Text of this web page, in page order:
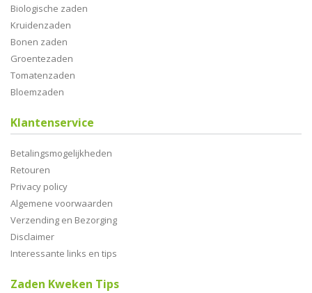
Biologische zaden
Kruidenzaden
Bonen zaden
Groentezaden
Tomatenzaden
Bloemzaden
Klantenservice
Betalingsmogelijkheden
Retouren
Privacy policy
Algemene voorwaarden
Verzending en Bezorging
Disclaimer
Interessante links en tips
Zaden Kweken Tips